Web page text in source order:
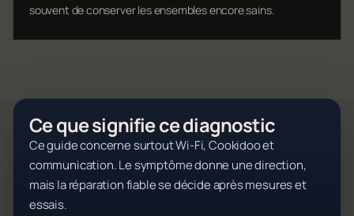
souvent de conserver les ensembles encore sains.
Ce que signifie ce diagnostic
Ce guide concerne surtout Wi-Fi, Cookidoo et
communication. Le symptôme donne une direction,
mais la réparation fiable se décide après mesures et
essais.